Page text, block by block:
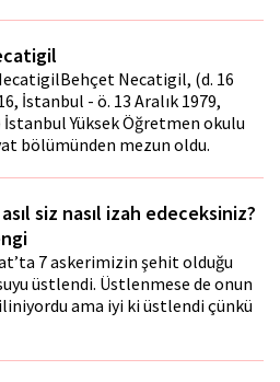
Necatigil, (d. 16
İstanbul - ö. 13 Aralık 1979,
Yüksek Öğretmen okulu
bölümünden mezun oldu.
siz nasıl izah edeceksiniz?
7 askerimizin şehit olduğu
üstlendi. Üstlenmese de onun
ama iyi ki üstlendi çünkü